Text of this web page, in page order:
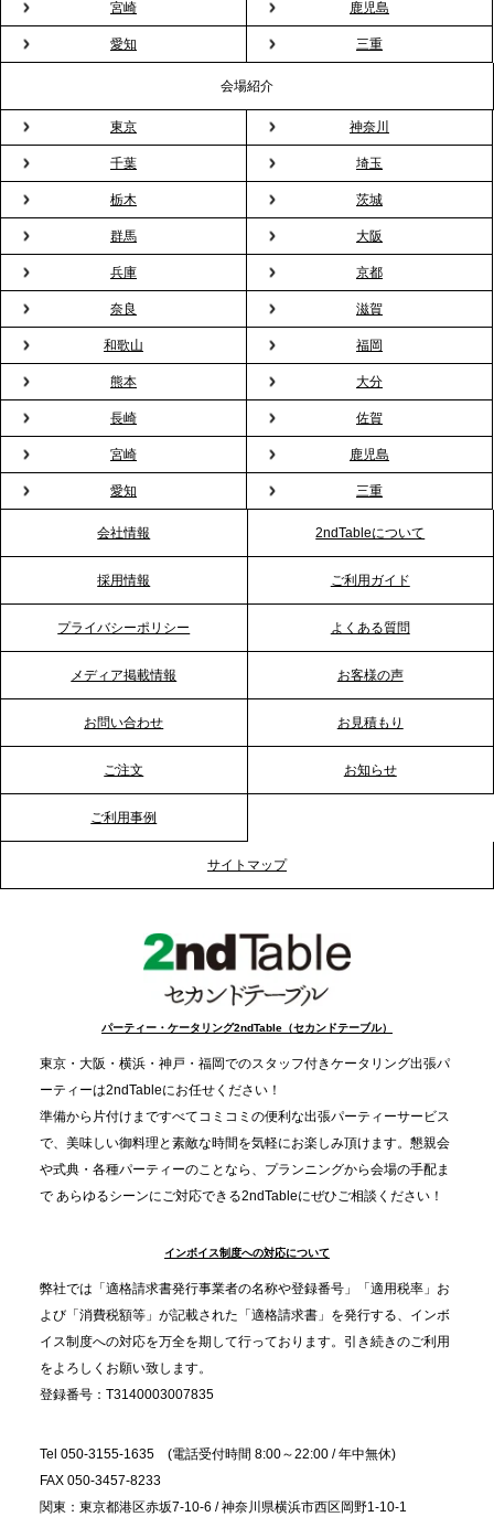
プレスリリースのご案内｜2026年、春の親睦は「花
粉レス」な室内花見。福利厚生としても注目され
る、快適で新しいお花見体験
2026.3.5
プレスリリースのご案内｜「室内お花見」の法人利
用が前年比4倍に急増。オフィスに桜が届く福利厚生
2026.2.13
プレスリリースのご案内｜オフィスが「１日限定の
バー」に！福利厚生・社内交流を格上げする《出張
バーテンダー》サービスを開始
2026.1.26
プレスリリースのご案内｜もう「義理チョコ」で悩
まない。職場のバレンタインをケータリングで“福利
厚生”化。採用にも効く新スタイルを提案
RKB毎日放送「RKB NEWS」で、2ndTable「恵方
巻きケータリング」が紹介されました
2026.1.20
ーションを活性化
2025.12.12
事提供を実施へ
TBS「Nスタ」で、2ndTable「1DISH」が紹介され
2025.11.21
プレスリリースのご案内｜忘年会は“移動時間ゼロ
分”の時代へ。法人注文が前年比5倍に伸びた「宅配
オードブル」が提案する、新しい乾杯文化
プレスリリースのご案内｜職場で完結する“忘年会・
納会ケータリング”が人気。幹事負担を軽減し、社内
コミュニケーションを促進
宮崎 鹿児島
愛知 三重
会場紹介
東京 神奈川
千葉 埼玉
栃木 茨城
群馬 大阪
兵庫 京都
奈良 滋賀
和歌山 福岡
熊本 大分
長崎 佐賀
宮崎 鹿児島
愛知 三重
会社情報 2ndTableについて
採用情報 ご利用ガイド
プライバシーポリシー よくある質問
メディア掲載情報 お客様の声
お問い合わせ お見積もり
ご注文 お知らせ
ご利用事例
サイトマップ
パーティー・ケータリング2ndTable（セカンドテーブル）
東京・大阪・横浜・神戸・福岡でのスタッフ付きケータリング出張パ
ーティーは2ndTableにお任せください！
準備から片付けまですべてコミコミの便利な出張パーティーサービス
で、美味しい御料理と素敵な時間を気軽にお楽しみ頂けます。懇親会
や式典・各種パーティーのことなら、プランニングから会場の手配ま
で あらゆるシーンにご対応できる2ndTableにぜひご相談ください！
インボイス制度への対応について
弊社では「適格請求書発行事業者の名称や登録番号」「適用税率」お
よび「消費税額等」が記載された「適格請求書」を発行する、インボ
イス制度への対応を万全を期して行っております。引き続きのご利用
をよろしくお願い致します。
登録番号：T3140003007835
Tel 050-3155-1635 (電話受付時間 8:00～22:00 / 年中無休)
FAX 050-3457-8233
関東：東京都港区赤坂7-10-6 / 神奈川県横浜市西区岡野1-10-1